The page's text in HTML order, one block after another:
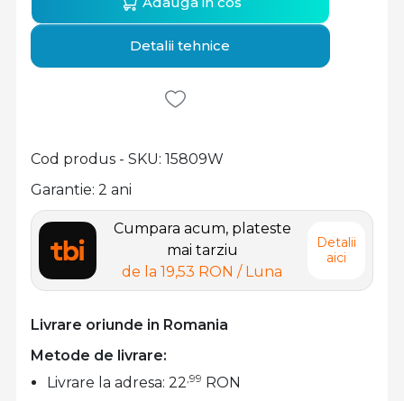
Cumpara acum, plateste
mai tarziu
de la 19,53 RON / Luna
Detalii
aici
Livrare oriunde in Romania
Cod produs - SKU 15809W
Metode de livrare:
Livrare la adresa: 22,99 RON
Detalii tehnice
Garantie: 2 ani